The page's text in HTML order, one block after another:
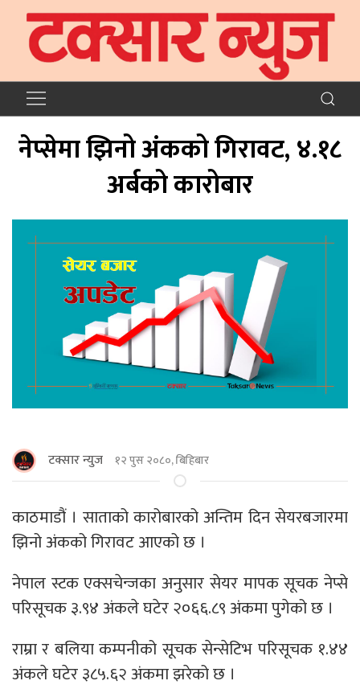
नेप्सेमा झिनो अंकको गिरावट, ४.१८
अर्बको कारोबार
टक्सार न्युज १२ पुस २०८०, बिहिबार
काठमाडौं । साताको कारोबारको अन्तिम दिन सेयरबजारमा
झिनो अंकको गिरावट आएको छ ।
नेपाल स्टक एक्सचेन्जका अनुसार सेयर मापक सूचक नेप्से
परिसूचक ३.९४ अंकले घटेर २०६६.८९ अंकमा पुगेको छ ।
राम्रा र बलिया कम्पनीको सूचक सेन्सेटिभ परिसूचक १.४४
अंकले घटेर ३८५.६२ अंकमा झरेको छ ।